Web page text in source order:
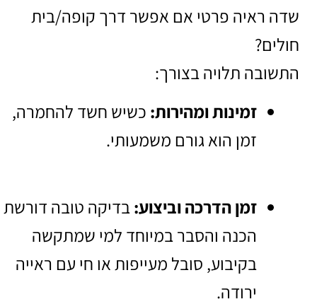
שדה ראיה פרטי אם אפשר דרך קופה/בית
חולים?
התשובה תלויה בצורך:
זמינות ומהירות: כשיש חשד להחמרה,
זמן הוא גורם משמעותי.
זמן הדרכה וביצוע: בדיקה טובה דורשת
הכנה והסבר במיוחד למי שמתקשה
בקיבוע, סובל מעייפות או חי עם ראייה
ירודה.